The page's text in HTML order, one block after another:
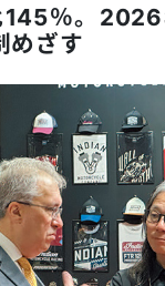
145％。
めざす